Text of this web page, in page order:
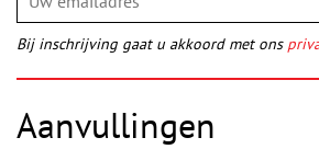
Bij inschrijving gaat u akkoord met ons
Aanvullingen